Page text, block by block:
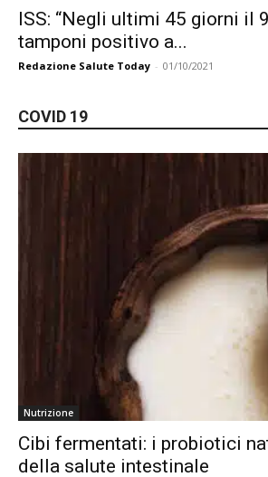
ISS: “Negli ultimi 45 giorni il
tamponi positivo a...
Redazione Salute Today - 01/10/2021
COVID 19
Nutrizione
Cibi fermentati: i probiotici
della salute intestinale